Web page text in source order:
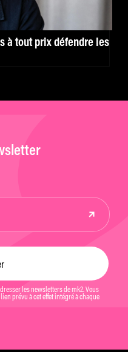
à tout prix défendre les
les newsletters de mk2. Vous
prévu à cet effet intégré à chaque